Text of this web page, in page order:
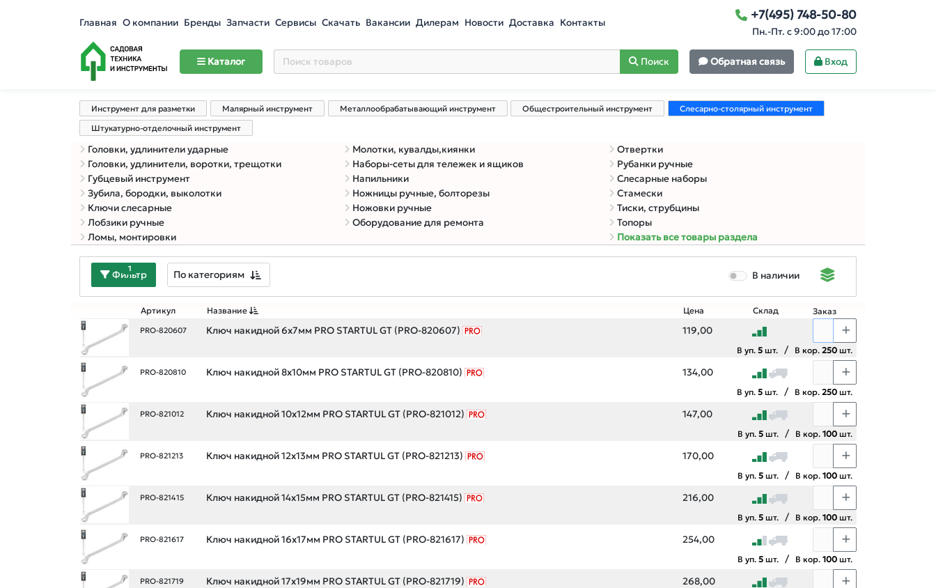
Главная О компании Бренды Запчасти Сервисы Скачать Вакансии Дилерам Новости Доставка Контакты +7(495) 748-50-80
Пн.-Пт. с 9:00 до 17:00
Каталог Поиск Обратная связь Вход
Инструмент для разметки Малярный инструмент Металлообрабатывающий инструмент Общестроительный инструмент
Слесарно-столярный инструмент
Штукатурно-отделочный инструмент
Головки, удлинители ударные
Головки, удлинители, воротки, трещотки
Губцевый инструмент
Зубила, бородки, выколотки
Ключи слесарные
Лобзики ручные
Ломы, монтировки
Молотки, кувалды,киянки
Наборы-сеты для тележек и ящиков
Напильники
Ножницы ручные, болторезы
Ножовки ручные
Оборудование для ремонта
Отвертки
Рубанки ручные
Слесарные наборы
Стамески
Тиски, струбцины
Топоры
Показать все товары раздела
Фильтр
1 По категориям В наличии
Артикул Название Цена Склад Заказ
PRO-820607 Ключ накидной 6х7мм PRO STARTUL GT (PRO-820607) 119,00
В уп. 5 шт. / В кор. 250 шт.
PRO-820810 Ключ накидной 8х10мм PRO STARTUL GT (PRO-820810) 134,00
В уп. 5 шт. / В кор. 250 шт.
PRO-821012 Ключ накидной 10x12мм PRO STARTUL GT (PRO-821012) 147,00
В уп. 5 шт. / В кор. 100 шт.
PRO-821213 Ключ накидной 12x13мм PRO STARTUL GT (PRO-821213) 170,00
В уп. 5 шт. / В кор. 100 шт.
PRO-821415 Ключ накидной 14x15мм PRO STARTUL GT (PRO-821415) 216,00
В уп. 5 шт. / В кор. 100 шт.
PRO-821617 Ключ накидной 16x17мм PRO STARTUL GT (PRO-821617) 254,00
В уп. 5 шт. / В кор. 100 шт.
PRO-821719 Ключ накидной 17x19мм PRO STARTUL GT (PRO-821719) 268,00